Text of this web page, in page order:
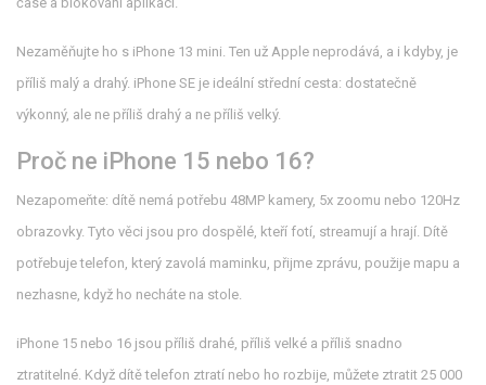
Nezaměňujte ho s iPhone 13 mini. Ten už Apple neprodává, a i kdyby, je
příliš malý a drahý. iPhone SE je ideální střední cesta: dostatečně
výkonný, ale ne příliš drahý a ne příliš velký.
Proč ne iPhone 15 nebo 16?
Nezapomeňte: dítě nemá potřebu 48MP kamery, 5x zoomu nebo 120Hz
obrazovky. Tyto věci jsou pro dospělé, kteří fotí, streamují a hrají. Dítě
potřebuje telefon, který zavolá maminku, přijme zprávu, použije mapu a
nezhasne, když ho necháte na stole.
iPhone 15 nebo 16 jsou příliš drahé, příliš velké a příliš snadno
ztratitelné. Když dítě telefon ztratí nebo ho rozbije, můžete ztratit 25 000